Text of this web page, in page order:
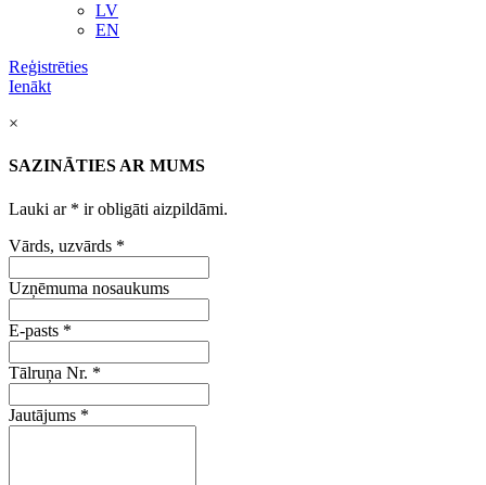
LV
EN
Reģistrēties
Ienākt
×
SAZINĀTIES AR MUMS
Lauki ar * ir obligāti aizpildāmi.
Vārds, uzvārds *
Uzņēmuma nosaukums
E-pasts *
Tālruņa Nr. *
Jautājums *